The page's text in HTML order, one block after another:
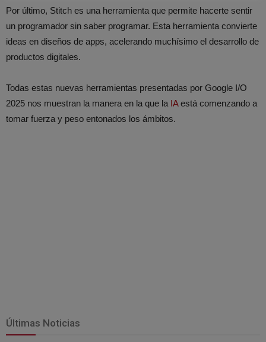
Por último, Stitch es una herramienta que permite hacerte sentir
un programador sin saber programar. Esta herramienta convierte
ideas en diseños de apps, acelerando muchísimo el desarrollo de
productos digitales.
Todas estas nuevas herramientas presentadas por Google I/O
2025 nos muestran la manera en la que la IAestá comenzando a
tomar fuerza y peso entonados los ámbitos.
Últimas Noticias